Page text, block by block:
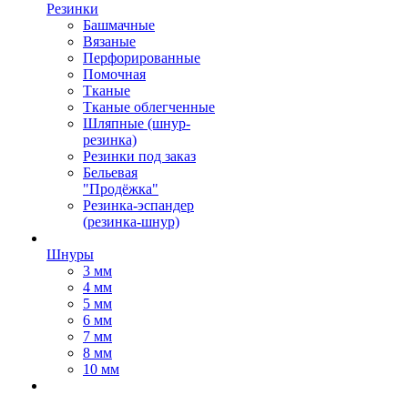
Резинки
Башмачные
Вязаные
Перфорированные
Помочная
Тканые
Тканые облегченные
Шляпные (шнур-
резинка)
Резинки под заказ
Бельевая
"Продёжка"
Резинка-эспандер
(резинка-шнур)
Шнуры
3 мм
4 мм
5 мм
6 мм
7 мм
8 мм
10 мм